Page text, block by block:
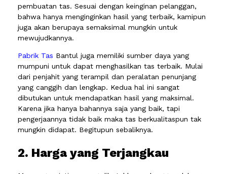
pembuatan tas. Sesuai dengan keinginan pelanggan,
bahwa hanya menginginkan hasil yang terbaik, kamipun
juga akan berupaya semaksimal mungkin untuk
mewujudkannya.
Pabrik Tas Bantul juga memiliki sumber daya yang
mumpuni untuk dapat menghasilkan tas terbaik. Mulai
dari penjahit yang terampil dan peralatan penunjang
yang canggih dan lengkap. Kedua hal ini sangat
dibutukan untuk mendapatkan hasil yang maksimal.
Karena jika hanya bahannya saja yang baik, tapi
pengerjaannya tidak baik maka tas berkualitaspun tak
mungkin didapat. Begitupun sebaliknya.
2. Harga yang Terjangkau